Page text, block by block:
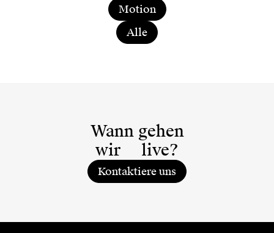
Motion
Alle
Wann gehen
wir
live?
Kontaktiere uns